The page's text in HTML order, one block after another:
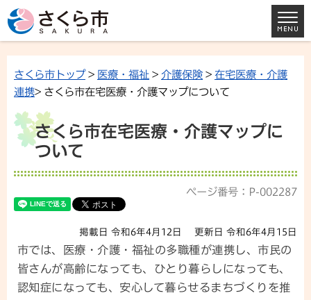
さくら市トップ> 医療・福祉 > 介護保険 > 在宅医療・介護
連携> さくら市在宅医療・介護マップについて
さくら市在宅医療・介護マップに
ついて
ページ番号：P-002287
掲載日 令和6年4月12日 更新日 令和6年4月15日
市では、医療・介護・福祉の多職種が連携し、市民の
皆さんが高齢になっても、ひとり暮らしになっても、
認知症になっても、安心して暮らせるまちづくりを推